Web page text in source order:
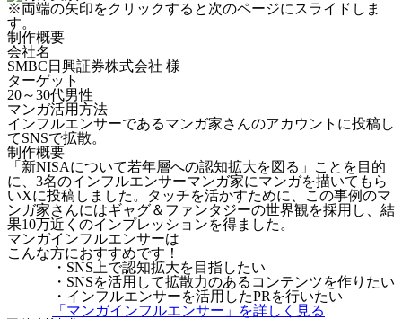
※両端の矢印をクリックすると次のページにスライドしま
す。
制作概要
会社名
SMBC日興証券株式会社 様
ターゲット
20～30代男性
マンガ活用方法
インフルエンサーであるマンガ家さんのアカウントに投稿し
てSNSで拡散。
制作概要
「新NISAについて若年層への認知拡大を図る」ことを目的
に、3名のインフルエンサーマンガ家にマンガを描いてもら
いXに投稿しました。タッチを活かすために、この事例のマ
ンガ家さんにはギャグ＆ファンタジーの世界観を採用し、結
果10万近くのインプレッションを得ました。
マンガインフルエンサーは
こんな方におすすめです！
・SNS上で認知拡大を目指したい
・SNSを活用して拡散力のあるコンテンツを作りたい
・インフルエンサーを活用したPRを行いたい
「マンガインフルエンサー」を詳しく見る